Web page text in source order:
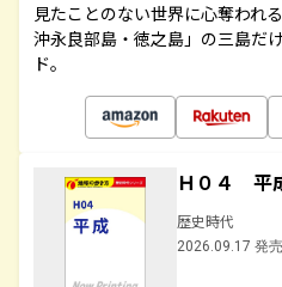
見たことのない世界に心奪われ
沖永良部島・徳之島」の三島だ
ド。
Ｈ０４ 平
歴史時代
2026.09.17 発売